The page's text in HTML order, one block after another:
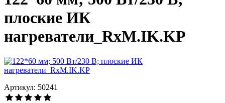
плоские ИК
нагреватели_RxM.IK.KP
Артикул: 50241